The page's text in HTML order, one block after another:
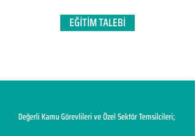
EĞİTİM TALEBİ
Değerli Kamu Görevlileri ve Özel Sektör Temsilcileri;